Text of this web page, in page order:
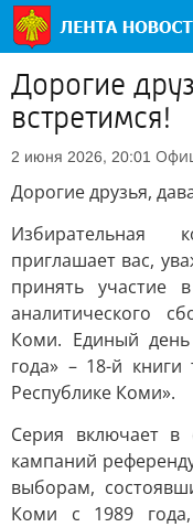
Дорогие
встретимся!
2 июня 2026, 20:01
Дорогие друзья,
Избирательная
приглашает вас,
принять участие
аналитического
Коми. Единый день
года» – 18-й
Республике Коми».
Серия включает в
кампаний
выборам,
Коми с 1989